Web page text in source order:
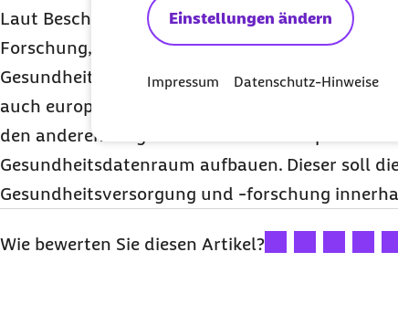
Einstellungen ändern
Impressum Datenschutz-Hinweise
Laut Beschluss soll künftig zudem eine breitere
Forschung, zur Qualitätssicherung und zur
Gesundheitsversorgung zur Verfügung stehen.
auch europaweit zu vernetzen, wird die
den anderen Mitgliedstaaten der Europäischen
Gesundheitsdatenraum aufbauen. Dieser soll
Gesundheitsversorgung und -forschung
Wie bewerten Sie diesen Artikel?Ihre Bewertung: 1
Ihre Bewertung:
Ihre Ihre